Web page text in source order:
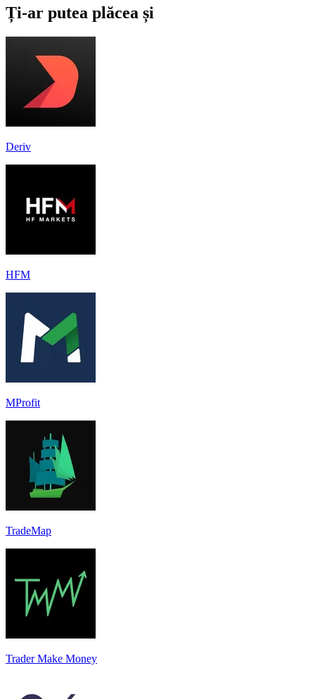
Ți-ar putea plăcea și
Deriv
HFM
MProfit
TradeMap
Trader Make Money